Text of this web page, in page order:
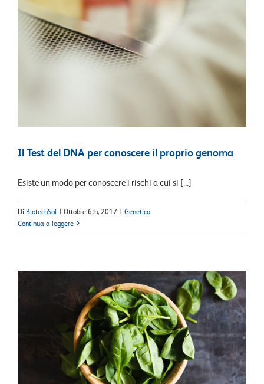
Il Test del DNA per conoscere il proprio genoma
Esiste un modo per conoscere i rischi a cui si [...]
Di BiotechSol | Ottobre 6th, 2017 | Genetica
Continua a leggere